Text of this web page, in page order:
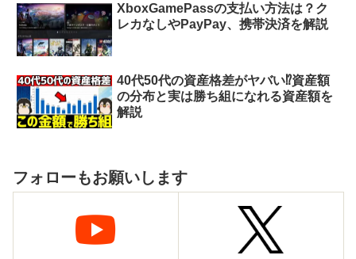
XboxGamePassの支払い方法は？ク
レカなしやPayPay、携帯決済を解説
40代50代の資産格差がヤバい⁉︎資産額
の分布と実は勝ち組になれる資産額を
解説
フォローもお願いします